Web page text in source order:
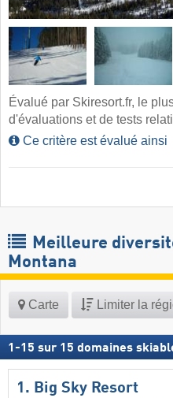
Évalué par Skiresort.fr, le
d'évaluations et de tests
Ce critère est évalué ainsi
Meilleure
Montana
Carte Limiter la
1 -15 sur 15 domaines
1. Big Sky Resort